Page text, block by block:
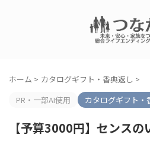
ホーム > カタログギフト・香典返し >
PR・一部AI使用
カタログギフト・
【予算3000円】センス